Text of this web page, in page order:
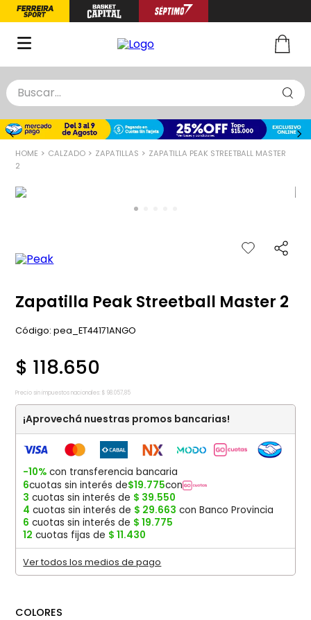
Buscar...
CALZADO ZAPATILLAS
ZAPATILLA PEAK STREETBALL MASTER
2
Zapatilla Peak Streetball Master 2
:pea_ET44171ANGO
$ 118.650
Precio sin impuestos nacionales: $ 98.057,85
¡Aprovechá nuestras promos bancarias!
-10% con transferencia bancaria
6cuotas sin interés de$19.775con
3 cuotas sin interés de $ 39.550
4 cuotas sin interés de $ 29.663 con Banco Provincia
6 cuotas sin interés de $ 19.775
12 cuotas fijas de $ 11.430
Ver todos los medios de pago
COLORES
TÉRMINOS MÁS BUSCADOS
1.
zapatillas basquet
3